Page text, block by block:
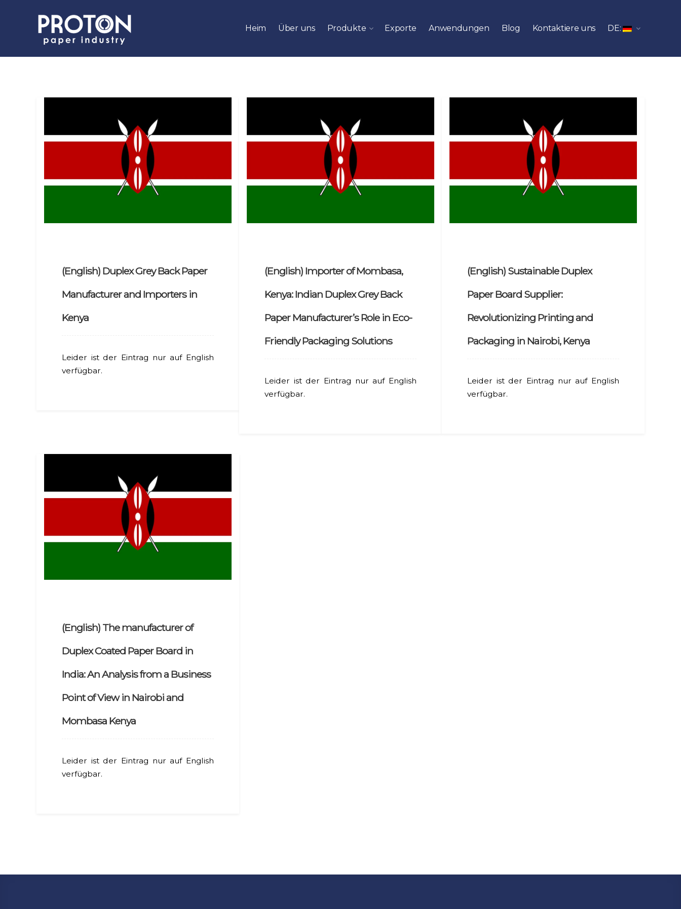
Heim Über uns Produkte Exporte Anwendungen Blog Kontaktiere uns DE:
(English) Duplex Grey Back Paper
Manufacturer and Importers in
Kenya
Leider ist der Eintrag nur auf English
verfügbar.
(English) Importer of Mombasa,
Kenya: Indian Duplex Grey Back
Paper Manufacturer’s Role in Eco-
Friendly Packaging Solutions
Leider ist der Eintrag nur auf English
verfügbar.
(English) Sustainable Duplex
Paper Board Supplier:
Revolutionizing Printing and
Packaging in Nairobi, Kenya
Leider ist der Eintrag nur auf English
verfügbar.
(English) The manufacturer of
Duplex Coated Paper Board in
India: An Analysis from a Business
Point of View in Nairobi and
Mombasa Kenya
Leider ist der Eintrag nur auf English
verfügbar.